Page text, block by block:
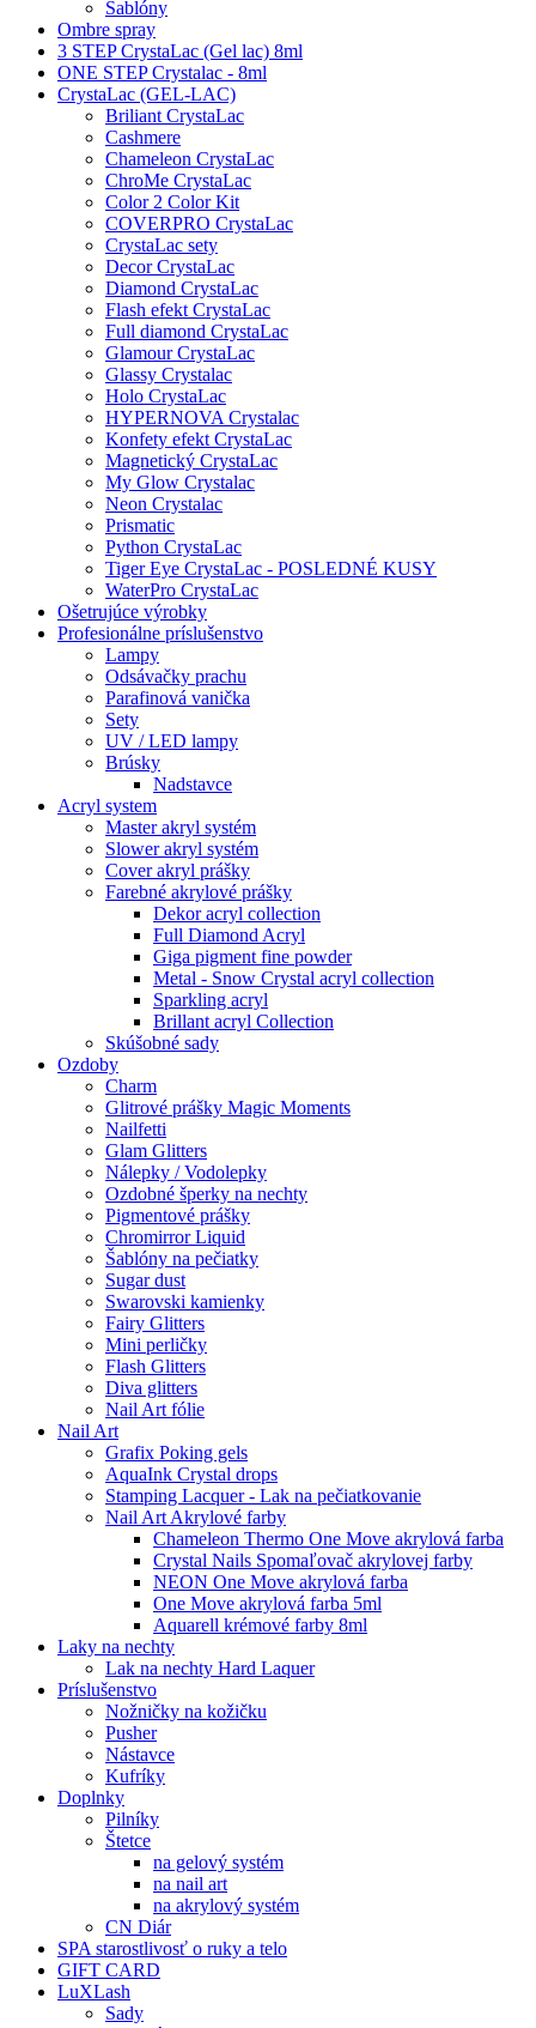
Šablóny
Ombre spray
3 STEP CrystaLac (Gel lac) 8ml
ONE STEP Crystalac - 8ml
CrystaLac (GEL-LAC)
Briliant CrystaLac
Cashmere
Chameleon CrystaLac
ChroMe CrystaLac
Color 2 Color Kit
COVERPRO CrystaLac
CrystaLac sety
Decor CrystaLac
Diamond CrystaLac
Flash efekt CrystaLac
Full diamond CrystaLac
Glamour CrystaLac
Glassy Crystalac
Holo CrystaLac
HYPERNOVA Crystalac
Konfety efekt CrystaLac
Magnetický CrystaLac
My Glow Crystalac
Neon Crystalac
Prismatic
Python CrystaLac
Tiger Eye CrystaLac - POSLEDNÉ KUSY
WaterPro CrystaLac
Ošetrujúce výrobky
Profesionálne príslušenstvo
Lampy
Odsávačky prachu
Parafinová vanička
Sety
UV / LED lampy
Brúsky
Nadstavce
Acryl system
Master akryl systém
Slower akryl systém
Cover akryl prášky
Farebné akrylové prášky
Dekor acryl collection
Full Diamond Acryl
Giga pigment fine powder
Metal - Snow Crystal acryl collection
Sparkling acryl
Brillant acryl Collection
Skúšobné sady
Ozdoby
Charm
Glitrové prášky Magic Moments
Nailfetti
Glam Glitters
Nálepky / Vodolepky
Ozdobné šperky na nechty
Pigmentové prášky
Chromirror Liquid
Šablóny na pečiatky
Sugar dust
Swarovski kamienky
Fairy Glitters
Mini perličky
Flash Glitters
Diva glitters
Nail Art fólie
Nail Art
Grafix Poking gels
AquaInk Crystal drops
Stamping Lacquer - Lak na pečiatkovanie
Nail Art Akrylové farby
Chameleon Thermo One Move akrylová farba
Crystal Nails Spomaľovač akrylovej farby
NEON One Move akrylová farba
One Move akrylová farba 5ml
Aquarell krémové farby 8ml
Laky na nechty
Lak na nechty Hard Laquer
Príslušenstvo
Nožničky na kožičku
Pusher
Nástavce
Kufríky
Doplnky
Pilníky
Štetce
na gelový systém
na nail art
na akrylový systém
CN Diár
SPA starostlivosť o ruky a telo
GIFT CARD
LuXLash
Sady